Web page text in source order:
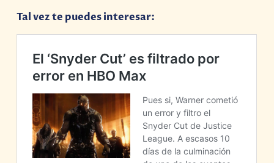
Tal vez te puedes interesar: